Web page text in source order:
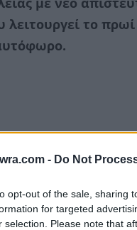
- Do Not
opt-out of the sale, sharing
for targeted
selection. Please note that
το